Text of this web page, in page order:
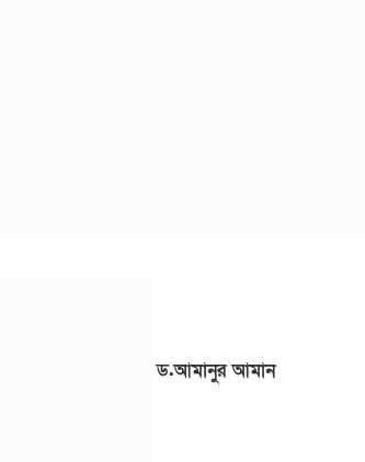
ড.আমানুর আমান